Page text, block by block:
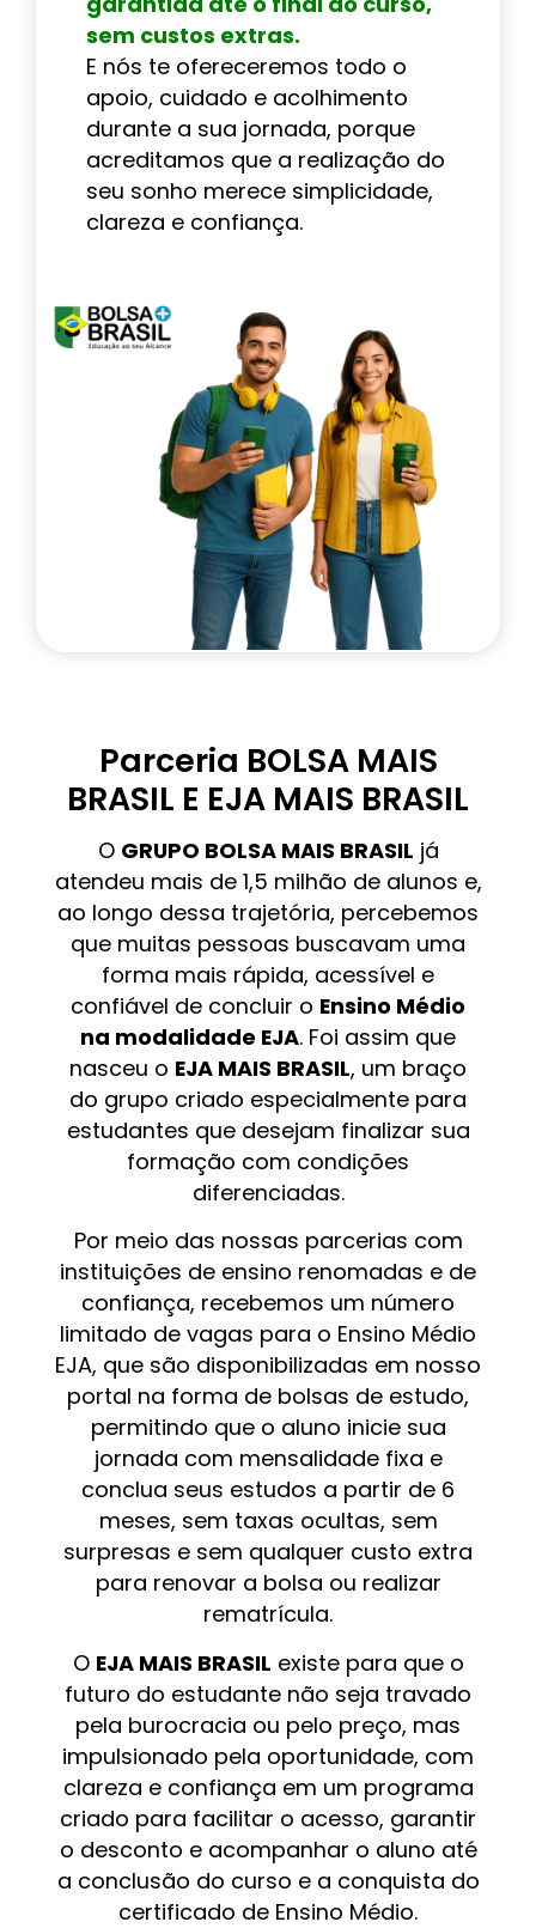
sem custos extras.
E nós te ofereceremos todo o
apoio, cuidado e acolhimento
durante a sua jornada, porque
acreditamos que a realização do
seu sonho merece simplicidade,
clareza e confiança.
Parceria BOLSA MAIS
BRASIL E EJA MAIS BRASIL
O GRUPO BOLSA MAIS BRASIL já
atendeu mais de 1,5 milhão de alunos e,
ao longo dessa trajetória, percebemos
que muitas pessoas buscavam uma
forma mais rápida, acessível e
confiável de concluir o Ensino Médio
na modalidade EJA. Foi assim que
nasceu o EJA MAIS BRASIL, um braço
do grupo criado especialmente para
estudantes que desejam finalizar sua
formação com condições
diferenciadas.
Por meio das nossas parcerias com
instituições de ensino renomadas e de
confiança, recebemos um número
limitado de vagas para o Ensino Médio
EJA, que são disponibilizadas em nosso
portal na forma de bolsas de estudo,
permitindo que o aluno inicie sua
jornada com mensalidade fixa e
conclua seus estudos a partir de 6
meses, sem taxas ocultas, sem
surpresas e sem qualquer custo extra
para renovar a bolsa ou realizar
rematrícula.
O EJA MAIS BRASIL existe para que o
futuro do estudante não seja travado
pela burocracia ou pelo preço, mas
impulsionado pela oportunidade, com
clareza e confiança em um programa
criado para facilitar o acesso, garantir
o desconto e acompanhar o aluno até
a conclusão do curso e a conquista do
certificado de Ensino Médio.